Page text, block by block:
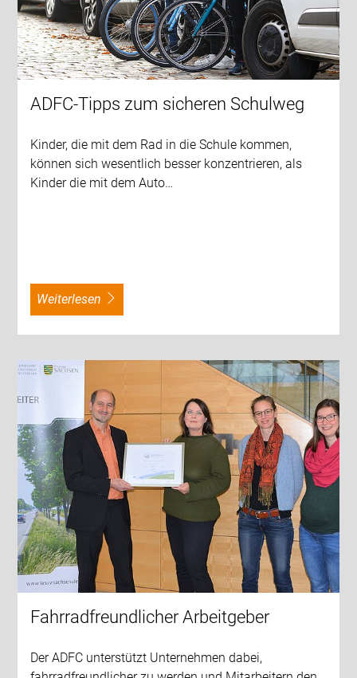
ADFC-Tipps zum sicheren Schulweg
Kinder, die mit dem Rad in die Schule kommen,
können sich wesentlich besser konzentrieren, als
Kinder die mit dem Auto…
weiterlesen
Fahrradfreundlicher Arbeitgeber
Der ADFC unterstützt Unternehmen dabei,